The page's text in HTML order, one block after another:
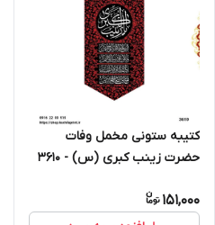
کتیبه ستونی مخمل وفات
حضرت زینب کبری (س) - 3610
151,000